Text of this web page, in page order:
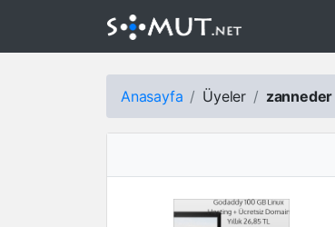
Anasayfa Üyeler zanneder